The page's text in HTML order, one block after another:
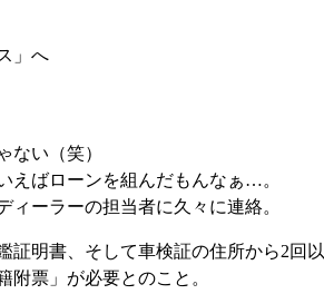
」へ
ない（笑）
えばローンを組んだもんなぁ…。
ーラーの担当者に久々に連絡。
証明書、そして車検証の住所から2回以
附票」が必要とのこと。